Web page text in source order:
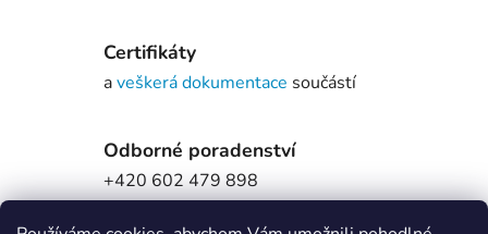
Certifikáty
aveškerá dokumentace součástí
Odborné poradenství
+420 602 479 898